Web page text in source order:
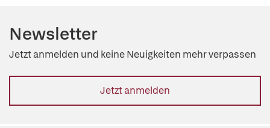
Newsletter
Jetzt anmelden und keine Neuigkeiten mehr verpassen
Jetzt anmelden